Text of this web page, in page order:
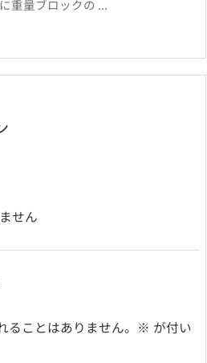
重量ブロックの ...
せん
ことはありません。 ※ が付い